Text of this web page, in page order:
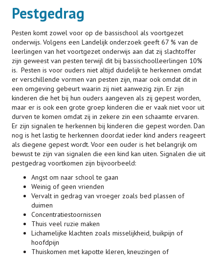
Pestgedrag
Pesten komt zowel voor op de bassischool als voortgezet
onderwijs. Volgens een Landelijk onderzoek geeft 67 % van de
leerlingen van het voortgezet onderwijs aan dat zij slachtoffer
zijn geweest van pesten terwijl dit bij bassischoolleerlingen 10%
is. Pesten is voor ouders niet altijd duidelijk te herkennen omdat
er verschillende vormen van pesten zijn, maar ook omdat dit in
een omgeving gebeurt waarin zij niet aanwezig zijn. Er zijn
kinderen die het bij hun ouders aangeven als zij gepest worden,
maar er is ook een grote groep kinderen die er vaak niet voor uit
durven te komen omdat zij in zekere zin een schaamte ervaren.
Er zijn signalen te herkennen bij kinderen die gepest worden. Dan
nog is het lastig te herkennen doordat ieder kind anders reageert
als diegene gepest wordt. Voor een ouder is het belangrijk om
bewust te zijn van signalen die een kind kan uiten. Signalen die uit
pestgedrag voortkomen zijn bijvoorbeeld:
Angst om naar school te gaan
Weinig of geen vrienden
Vervalt in gedrag van vroeger zoals bed plassen of
duimen
Concentratiestoornissen
Thuis veel ruzie maken
Lichamelijke klachten zoals misselijkheid, buikpijn of
hoofdpijn
Thuiskomen met kapotte kleren, kneuzingen of